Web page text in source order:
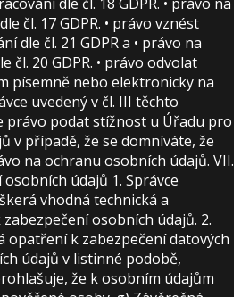
čl. 17 GDPR. • právo vznést
dle čl. 21 GDPR a • právo na
čl. 20 GDPR. • právo odvolat
písemně nebo elektronicky na
uvedený v čl. III těchto
právo podat stížnost u Úřadu pro
v případě, že se domníváte, že
na ochranu osobních údajů. VII.
údajů 1. Správce
vhodná technická a
osobních údajů. 2.
opatření k zabezpečení datových
údajů v listinné podobě,
že k osobním údajům